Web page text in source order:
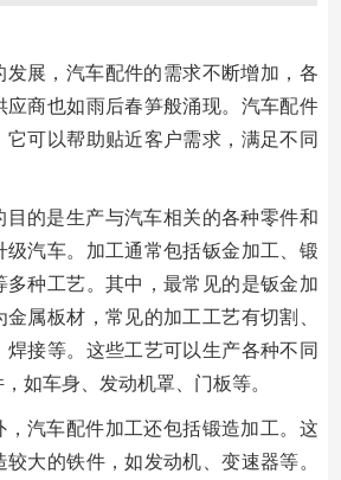
发展，汽车配件的需求不断增加，各
应商也如雨后春笋般涌现。汽车配件
它可以帮助贴近客户需求，满足不同
目的是生产与汽车相关的各种零件和
级汽车。加工通常包括钣金加工、锻
多种工艺。其中，最常见的是钣金加
属板材，常见的加工工艺有切割、
焊接等。这些工艺可以生产各种不同
如车身、发动机罩、门板等。
，汽车配件加工还包括锻造加工。这
大的铁件，如发动机、变速器等。